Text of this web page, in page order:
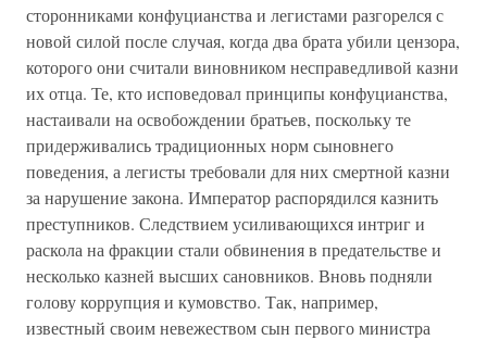
сторонниками конфуцианства и легистами разгорелся с
новой силой после случая, когда два брата убили цензора,
которого они считали виновником несправедливой казни
их отца. Те, кто исповедовал принципы конфуцианства,
настаивали на освобождении братьев, поскольку те
придерживались традиционных норм сыновнего
поведения, а легисты требовали для них смертной казни
за нарушение закона. Император распорядился казнить
преступников. Следствием усиливающихся интриг и
раскола на фракции стали обвинения в предательстве и
несколько казней высших сановников. Вновь подняли
голову коррупция и кумовство. Так, например,
известный своим невежеством сын первого министра